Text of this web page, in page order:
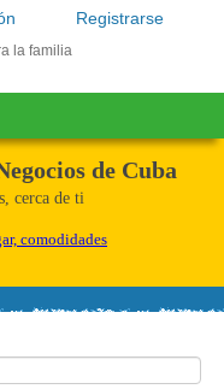
Registrarse
la familia
de Cuba
cerca de ti
comodidades